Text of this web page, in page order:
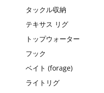
タックル収納
テキサス リグ
トップウォーター
フック
ベイト (forage)
ライトリグ